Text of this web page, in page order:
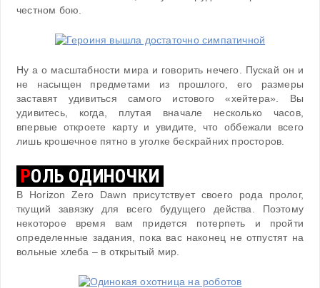
честном бою.
Ну а о масштабности мира и говорить нечего. Пускай он и
не насыщен предметами из прошлого, его размеры
заставят удивиться самого истового «хейтера». Вы
удивитесь, когда, плутая вначале несколько часов,
впервые откроете карту и увидите, что оббежали всего
лишь крошечное пятно в уголке бескрайних просторов.
РОЛЬ ОДИНОЧКИ
В Horizon Zero Dawn присутствует своего рода пролог,
ткущий завязку для всего будущего действа. Поэтому
некоторое время вам придется потерпеть и пройти
определенные задания, пока вас наконец не отпустят на
вольные хлеба – в открытый мир.